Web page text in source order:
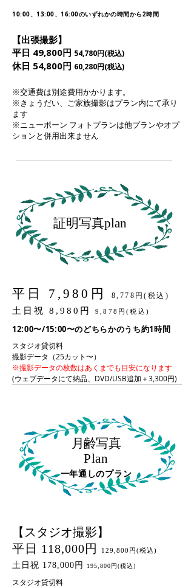
10:00、13:00、16:00のいずれかの時間から2時間
【出張撮影】
平日 49,800円 54,780円(税込)
休日 54,800円 60,280円(税込)
※交通費は別途費用かかります。
※きょうだい、ご家族撮影はプラン内にて承り
ます
※ニューボーン フォトプランは他プランやオプ
ションと併用出来ません
証明写真plan
平日 7 ,980円8,778円(税込)
土日祝 8,980円 9,878円(税込)
12:00〜/15:00〜のどちらかのうち約1時間
スタジオ貸切料
撮影データ（25カット〜）
※撮影データの枚数はあくまでも目安になります
(ウェブデータにて納品、DVD/USB追加＋3,300円)
月齢写真
Plan
一年通しのプラン
​【スタジオ撮影】
平日 118,000円
129,800円(税込)
土日祝 178,000円 195,800円(税込)
スタジオ貸切料